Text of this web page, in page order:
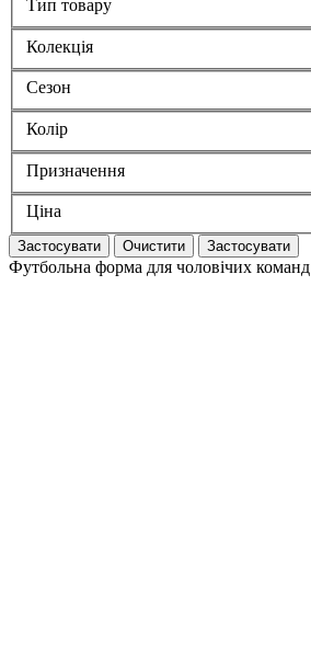
Тип товару
Колекція
Сезон
Колір
Призначення
Ціна
Застосувати Очистити Застосувати
Футбольна форма для чоловічих команд